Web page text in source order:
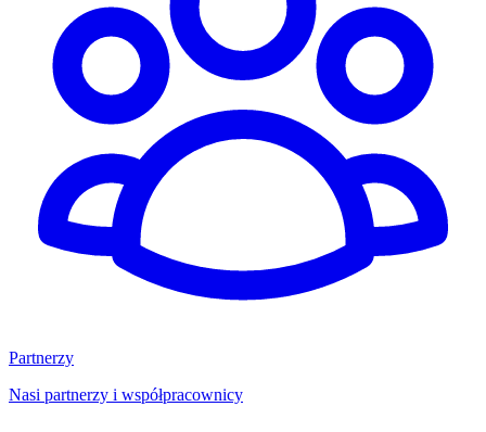
Partnerzy
Nasi partnerzy i współpracownicy